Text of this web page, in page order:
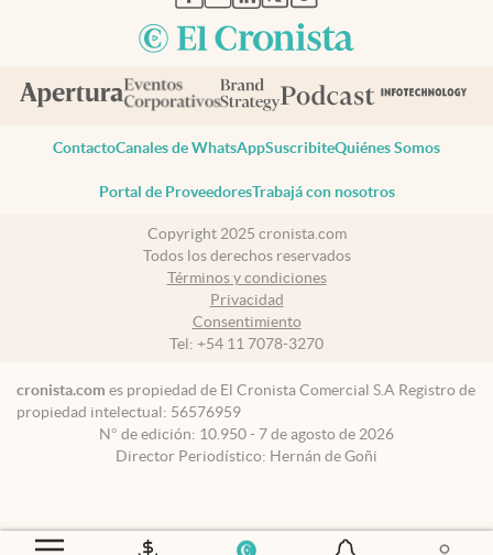
ContactoCanales de WhatsAppSuscribiteQuiénes Somos
Portal de ProveedoresTrabajá con nosotros
Copyright 2025 cronista.com
Todos los derechos reservados
Términos y condiciones
Privacidad
Consentimiento
Tel: +54 11 7078-3270
cronista.com es propiedad de El Cronista Comercial S.A Registro de
propiedad intelectual: 56576959
N° de edición: 10.950 - 7 de agosto de 2026
Director Periodístico: Hernán de Goñi